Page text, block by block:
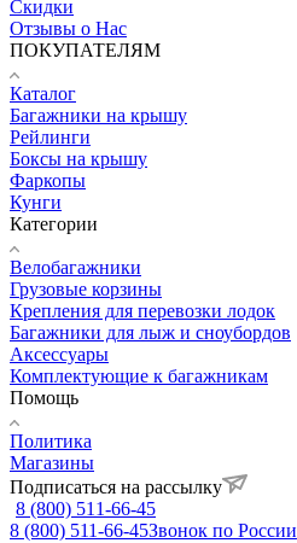
Скидки
Отзывы о Нас
ПОКУПАТЕЛЯМ
Каталог
Багажники на крышу
Рейлинги
Боксы на крышу
Фаркопы
Кунги
Категории
Велобагажники
Грузовые корзины
Крепления для перевозки лодок
Багажники для лыж и сноубордов
Аксессуары
Комплектующие к багажникам
Помощь
Политика
Магазины
Подписаться на рассылку
8 (800) 511-66-45
8 (800) 511-66-45Звонок по России